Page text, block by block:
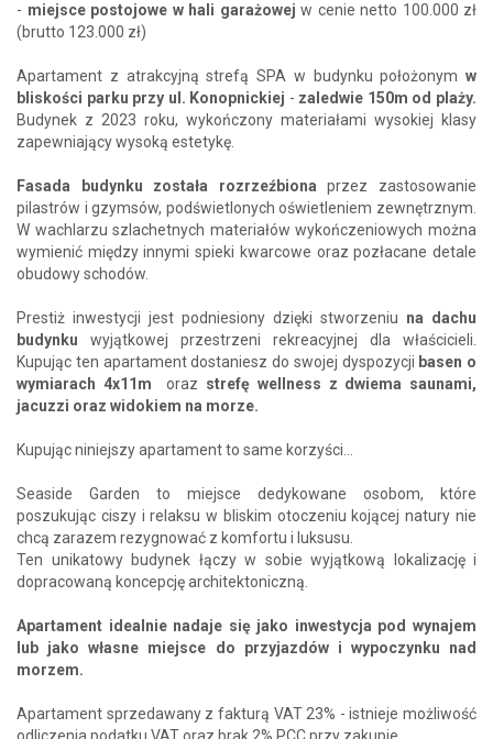
- miejsce postojowe w hali garażowej w cenie netto 100.000 zł
(brutto 123.000 zł)
Apartament z atrakcyjną strefą SPA w budynku położonym w
bliskości parku przy ul. Konopnickiej - zaledwie 150m od plaży.
Budynek z 2023 roku, wykończony materiałami wysokiej klasy
zapewniający wysoką estetykę.
Fasada budynku została rozrzeźbiona przez zastosowanie
pilastrów i gzymsów, podświetlonych oświetleniem zewnętrznym.
W wachlarzu szlachetnych materiałów wykończeniowych można
wymienić między innymi spieki kwarcowe oraz pozłacane detale
obudowy schodów.
Prestiż inwestycji jest podniesiony dzięki stworzeniu na dachu
budynku wyjątkowej przestrzeni rekreacyjnej dla właścicieli.
Kupując ten apartament dostaniesz do swojej dyspozycji basen o
wymiarach 4x11m oraz strefę wellness z dwiema saunami,
jacuzzi oraz widokiem na morze.
Kupując niniejszy apartament to same korzyści...
Seaside Garden to miejsce dedykowane osobom, które
poszukując ciszy i relaksu w bliskim otoczeniu kojącej natury nie
chcą zarazem rezygnować z komfortu i luksusu.
Ten unikatowy budynek łączy w sobie wyjątkową lokalizację i
dopracowaną koncepcję architektoniczną.
Apartament idealnie nadaje się jako inwestycja pod wynajem
lub jako własne miejsce do przyjazdów i wypoczynku nad
morzem.
Apartament sprzedawany z fakturą VAT 23% - istnieje możliwość